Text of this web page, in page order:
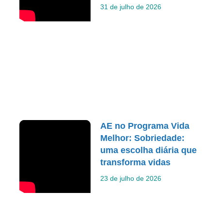
31 de julho de 2026
AE no Programa Vida
Melhor: Sobriedade:
uma escolha diária que
transforma vidas
23 de julho de 2026